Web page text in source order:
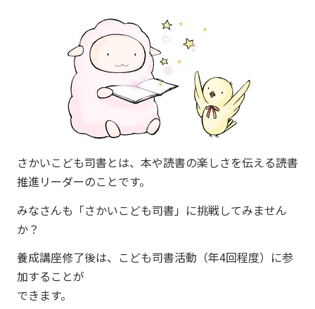
さかいこども司書とは、本や読書の楽しさを伝える読書
推進リーダーのことです。
みなさんも「さかいこども司書」に挑戦してみません
か？
養成講座修了後は、こども司書活動（年4回程度）に参
加することが
できます。